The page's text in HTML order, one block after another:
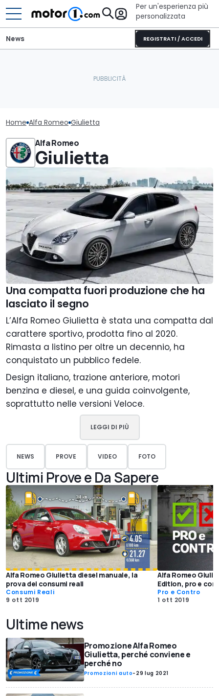
Per un'esperienza più
personalizzata
REGISTRATI / ACCEDI
News
Home Alfa Romeo Giulietta
Alfa Romeo
Giulietta
Una compatta fuori produzione che ha
lasciato il segno
L’Alfa Romeo Giulietta è stata una compatta dal
carattere sportivo, prodotta fino al 2020.
Rimasta a listino per oltre un decennio, ha
conquistato un pubblico fedele.
Design italiano, trazione anteriore, motori
benzina e diesel, e una guida coinvolgente,
soprattutto nelle versioni Veloce.
LEGGI DI PIÙ
NEWS PROVE VIDEO FOTO
Ultimi Prove e Da Sapere
Alfa Romeo Giulietta diesel manuale, la
prova dei consumi reali
Consumi Reali
9 ott 2019
Alfa Romeo
Edition, pro e
Pro e Contro
1 ott 2019
Ultime news
Promozione Alfa Romeo
Giulietta, perché conviene e
perché no
Promozioni auto- 29 lug 2021